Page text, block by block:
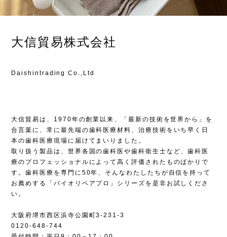
大信貿易株式会社
Daishintrading Co.,Ltd
大信貿易は、1970年の創業以来、「最新の技術を世界から」を
合言葉に、常に最先端の歯科医療材料、治療技術をいち早く日
本の歯科医療現場に届けてまいりました。
取り扱う製品は、世界各国の歯科医や歯科衛生士など、歯科医
療のプロフェッショナルによって高く評価されたものばかりで
す。歯科医療を専門に50年、そんなわたしたちが自信を持って
お薦めする「バイオリペアプロ」シリーズを是非お試しくださ
い。
大阪府堺市西区浜寺公園町3-231-3
0120-648-744